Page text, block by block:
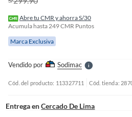
Abre tu CMR y ahorra S/30
Acumula hasta249CMR Puntos
Marca Exclusiva
Vendido por SodimacS
r
I
Cód. del producto: 113327711 Cód. tienda:
Entrega en Cercado De Lima